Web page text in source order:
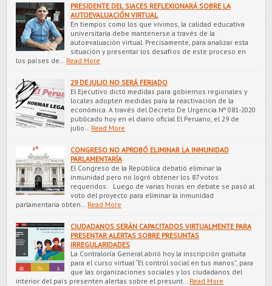
PRESIDENTE DEL SIACES REFLEXIONARÁ SOBRE LA
AUTOEVALUACIÓN VIRTUAL
En tiempos como los que vivimos, la calidad educativa
universitaria debe mantenerse a través de la
autoevaluación virtual. Precisamente, para analizar esta
situación y presentar los desafíos de este proceso en
los países de…
Read More
29 DE JULIO NO SERÁ FERIADO
El Ejecutivo dictó medidas para gobiernos regionales y
locales adopten medidas para la reactivación de la
económica. A través del Decreto De Urgencia Nº 081-2020
publicado hoy en el diario oficial El Peruano, el 29 de
julio…
Read More
CONGRESO NO APROBÓ ELIMINAR LA INMUNIDAD
PARLAMENTARÍA
El Congreso de la República debatió eliminar la
inmunidad pero no logró obtener los 87 votos
requeridos. Luego de varias horas en debate se pasó al
voto del proyecto para eliminar la inmunidad
parlamentaria obten…
Read More
CIUDADANOS SERÁN CAPACITADOS VIRTUALMENTE PARA
PRESENTAR ALERTAS SOBRE PRESUNTAS
IRREGULARIDADES
La Contraloría General abrió hoy la inscripción gratuita
para el curso virtual “El control social en tus manos”, para
que las organizaciones sociales y los ciudadanos del
interior del país presenten alertas sobre el presunt…
Read More